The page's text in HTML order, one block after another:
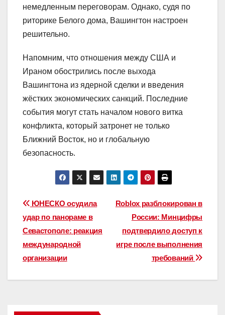
немедленным переговорам. Однако, судя по
риторике Белого дома, Вашингтон настроен
решительно.
Напомним, что отношения между США и
Ираном обострились после выхода
Вашингтона из ядерной сделки и введения
жёстких экономических санкций. Последние
события могут стать началом нового витка
конфликта, который затронет не только
Ближний Восток, но и глобальную
безопасность.
Навигация
по
записям
Roblox разблокирован в
России: Минцифры
подтвердило доступ к
игре после выполнения
требований
ЮНЕСКО осудила
удар по панораме в
Севастополе: реакция
международной
организации